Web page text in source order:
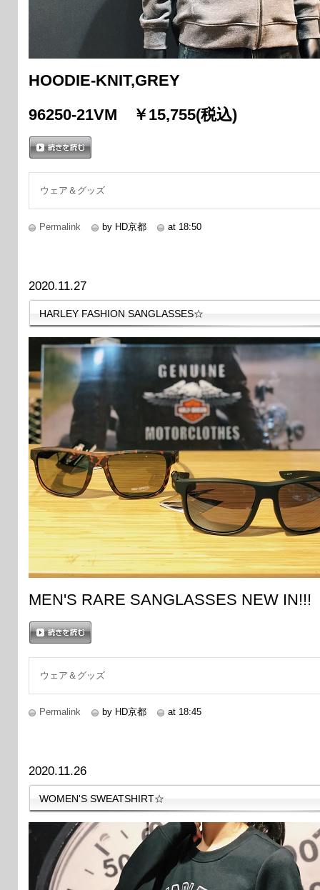
HOODIE-KNIT,GREY
96250-21VM ￥15,755(税込)
ウェア＆グッズ
Permalink by HD京都 at 18:50
2020.11.27
HARLEY FASHION SANGLASSES☆
MEN'S RARE SANGLASSES NEW IN!!!
ウェア＆グッズ
Permalink by HD京都 at 18:45
2020.11.26
WOMEN'S SWEATSHIRT☆